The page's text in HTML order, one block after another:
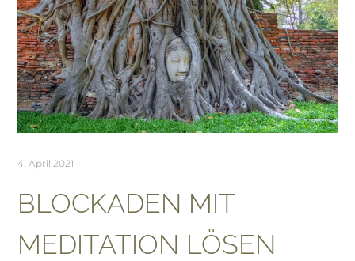
4. April 2021
BLOCKADEN MIT
MEDITATION LÖSEN